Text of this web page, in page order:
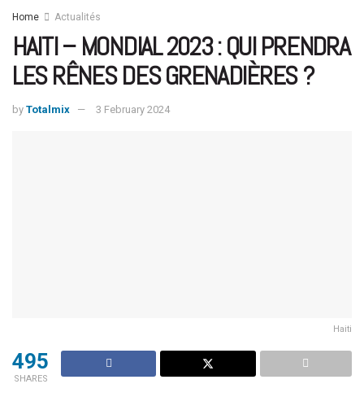
Home Actualités
HAITI – MONDIAL 2023 : QUI PRENDRA
LES RÊNES DES GRENADIÈRES ?
by Totalmix 3 February 2024
Haiti
495
SHARES